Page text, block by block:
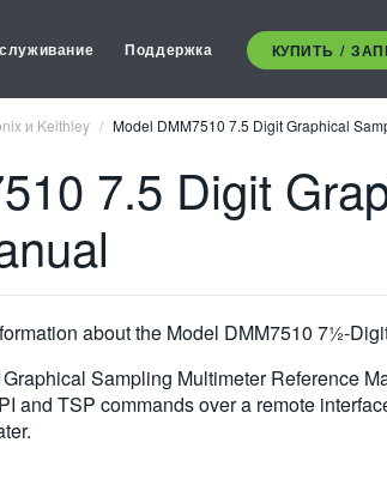
Поддержка КУПИТЬ /
и Keithley Model DMM7510 7.5 Digit Graphical
7.5 Digit
about the Model DMM7510 7½-
Sampling Multimeter Reference
and TSP commands over a remote